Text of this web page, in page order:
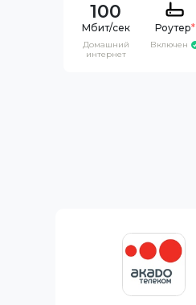
100
Домашний
интернет
Роутер*
Включен